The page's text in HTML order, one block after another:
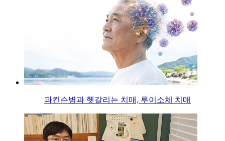
파킨슨병과 헷갈리는 치매, 루이소체 치매